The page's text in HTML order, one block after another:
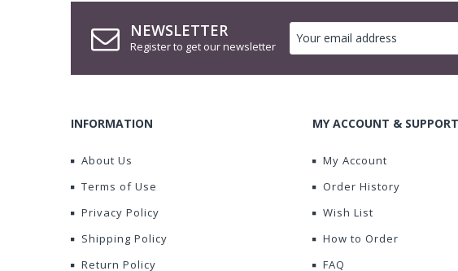
NEWSLETTER
Register to get our newsletter
INFORMATION
About Us
Terms of Use
Privacy Policy
Shipping Policy
Return Policy
MY ACCOUNT & SUPPORT
My Account
Order History
Wish List
How to Order
FAQ